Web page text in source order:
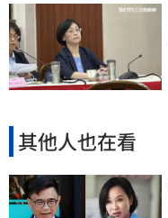
其他人也在看